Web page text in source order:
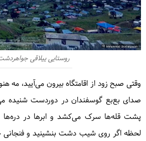
روستایی ییلاقی
وقتی صبح زود از اقامتگاه بیرون می‌آیید، مه
صدای بع‌بع گوسفندان در دوردست شنیده
پشت قله‌ها سرک می‌کشد و ابرها در دره‌ها
لحظه اگر روی شیب دشت بنشینید و